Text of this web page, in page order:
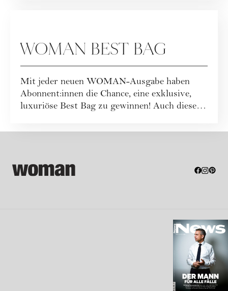
WOMAN BEST BAG
Mit jeder neuen WOMAN-Ausgabe haben
Abonnent:innen die Chance, eine exklusive,
luxuriöse Best Bag zu gewinnen! Auch dieses